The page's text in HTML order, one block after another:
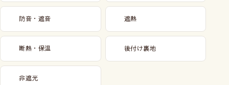
防音・遮音 遮熱
断熱・保温 後付け裏地
非遮光